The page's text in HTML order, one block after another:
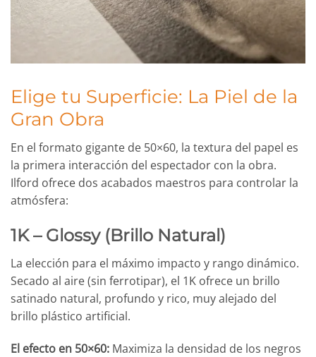
Elige tu Superficie: La Piel de la
Gran Obra
En el formato gigante de 50×60, la textura del papel es
la primera interacción del espectador con la obra.
Ilford ofrece dos acabados maestros para controlar la
atmósfera:
1K – Glossy (Brillo Natural)
La elección para el máximo impacto y rango dinámico.
Secado al aire (sin ferrotipar), el 1K ofrece un brillo
satinado natural, profundo y rico, muy alejado del
brillo plástico artificial.
El efecto en 50×60: Maximiza la densidad de los negros